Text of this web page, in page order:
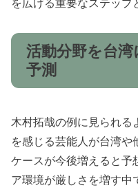
を広げる重要なステップ
活動分野を台
予測
木村拓哉の例に見られる
を感じる芸能人が台湾や
ケースが今後増えると予
ア環境が厳しさを増す中